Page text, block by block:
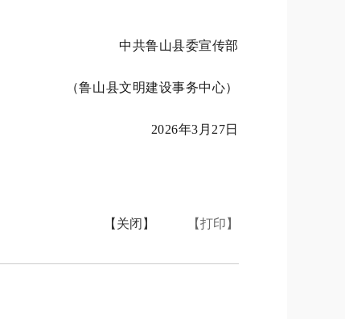
中共鲁山县委宣传部
（鲁山县文明建设事务中心）
2026年3月27日
【打印】
【关闭】